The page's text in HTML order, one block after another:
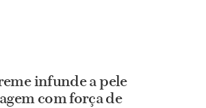
infunde a pele
com força de